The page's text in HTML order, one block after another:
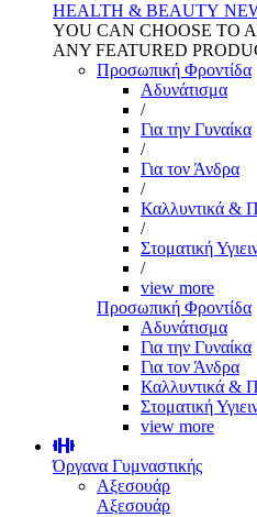
HEALTH & BEAUTY
YOU CAN CHOOSE TO
ANY FEATURED
Προσωπική Φροντίδα
Αδυνάτισμα
/
Για την Γυναίκα
/
Για τον Άνδρα
/
Καλλυντικά &
/
Στοματική
/
view more
Προσωπική Φροντίδα
Αδυνάτισμα
Για την Γυναίκα
Για τον Άνδρα
Καλλυντικά &
Στοματική
view more
Όργανα Γυμναστικής
Αξεσουάρ
Αξεσουάρ